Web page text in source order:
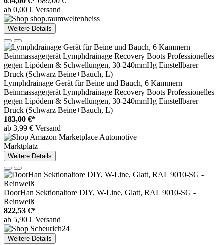
ab 0,00 € Versand
Weitere Details
Lymphdrainage Gerät für Beine und Bauch, 6 Kammern
Beinmassagegerät Lymphdrainage Recovery Boots Professionelles
gegen Lipödem & Schwellungen, 30-240mmHg Einstellbarer
Druck (Schwarz Beine+Bauch, L)
183,00 €*
ab 3,99 € Versand
Marktplatz
Weitere Details
DoorHan Sektionaltore DIY, W-Line, Glatt, RAL 9010-SG -
Reinweiß
822,53 €*
ab 5,90 € Versand
Weitere Details